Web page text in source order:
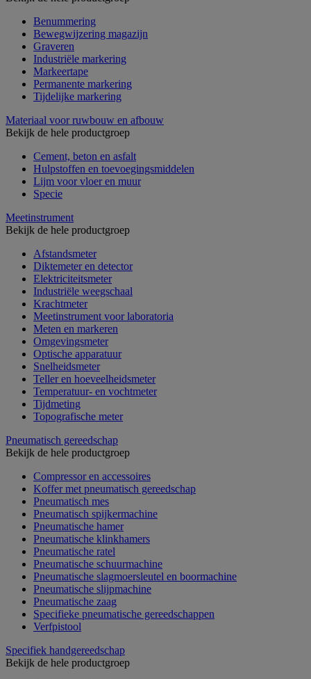
Benummering
Bewegwijzering magazijn
Graveren
Industriële markering
Markeertape
Permanente markering
Tijdelijke markering
Materiaal voor ruwbouw en afbouw
Bekijk de hele productgroep
Cement, beton en asfalt
Hulpstoffen en toevoegingsmiddelen
Lijm voor vloer en muur
Specie
Meetinstrument
Bekijk de hele productgroep
Afstandsmeter
Diktemeter en detector
Elektriciteitsmeter
Industriële weegschaal
Krachtmeter
Meetinstrument voor laboratoria
Meten en markeren
Omgevingsmeter
Optische apparatuur
Snelheidsmeter
Teller en hoeveelheidsmeter
Temperatuur- en vochtmeter
Tijdmeting
Topografische meter
Pneumatisch gereedschap
Bekijk de hele productgroep
Compressor en accessoires
Koffer met pneumatisch gereedschap
Pneumatisch mes
Pneumatisch spijkermachine
Pneumatische hamer
Pneumatische klinkhamers
Pneumatische ratel
Pneumatische schuurmachine
Pneumatische slagmoersleutel en boormachine
Pneumatische slijpmachine
Pneumatische zaag
Specifieke pneumatische gereedschappen
Verfpistool
Specifiek handgereedschap
Bekijk de hele productgroep